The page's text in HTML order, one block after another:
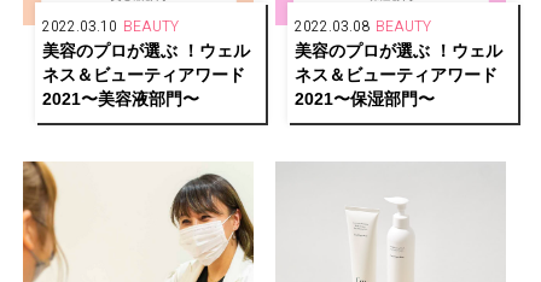
2022.03.10 BEAUTY
美容のプロが選ぶ ！ウェル
ネス＆ビューティアワード
2021〜美容液部門〜
2022.03.08 BEAUTY
美容のプロが選ぶ ！ウェル
ネス＆ビューティアワード
2021〜保湿部門〜